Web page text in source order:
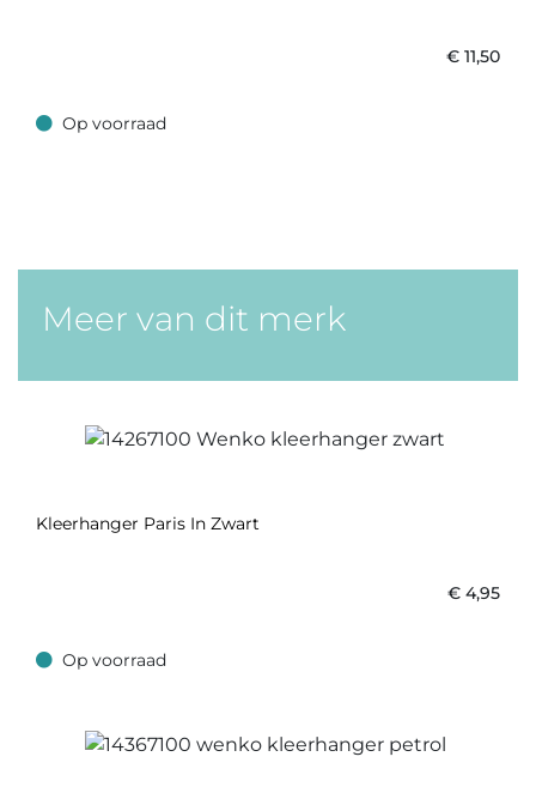
€ 11,50
Op voorraad
Op voorraad
Meer van dit merk
Kleerhanger Paris In Zwart
€ 4,95
Op voorraad
Op voorraad